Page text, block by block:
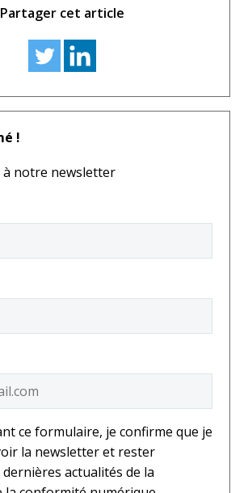
Partager cet article
!
notre newsletter
ce formulaire, je confirme que je
la newsletter et rester
actualités de la